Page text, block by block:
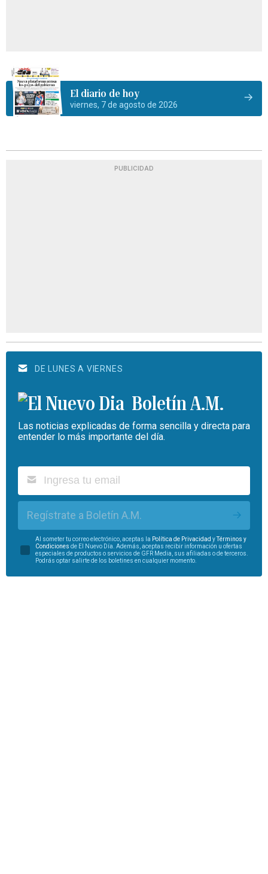
El diario de hoy
viernes, 7 de agosto de 2026
PUBLICIDAD
DE LUNES A VIERNES
Boletín A.M.
Las noticias explicadas de forma sencilla y directa para
entender lo más importante del día.
Regístrate a Boletín A.M.
Al someter tu correo electrónico, aceptas la Política de Privacidad yTérminos y
Condiciones de El Nuevo Día. Además, aceptas recibir información u ofertas
especiales de productos o servicios de GFR Media, sus afiliadas o de terceros.
Podrás optar salirte de los boletines en cualquier momento.